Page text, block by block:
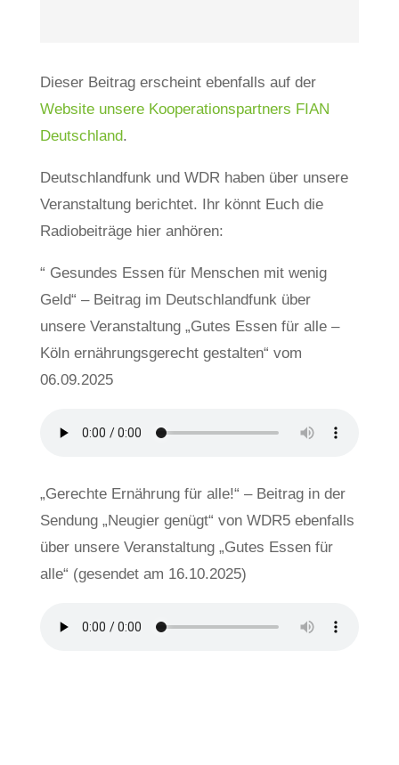
Dieser Beitrag erscheint ebenfalls auf der
Website unsere Kooperationspartners FIAN
Deutschland.
Deutschlandfunk und WDR haben über unsere
Veranstaltung berichtet. Ihr könnt Euch die
Radiobeiträge hier anhören:
“ Gesundes Essen für Menschen mit wenig
Geld“ – Beitrag im Deutschlandfunk über
unsere Veranstaltung „Gutes Essen für alle –
Köln ernährungsgerecht gestalten“ vom
06.09.2025
„Gerechte Ernährung für alle!“ – Beitrag in der
Sendung „Neugier genügt“ von WDR5 ebenfalls
über unsere Veranstaltung „Gutes Essen für
alle“ (gesendet am 16.10.2025)